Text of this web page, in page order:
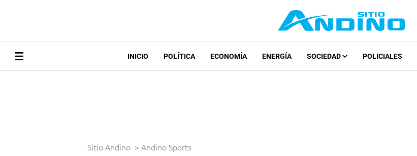
INICIO POLÍTICA ECONOMÍA ENERGÍA SOCIEDAD POLICIALES
Sitio Andino > Andino Sports